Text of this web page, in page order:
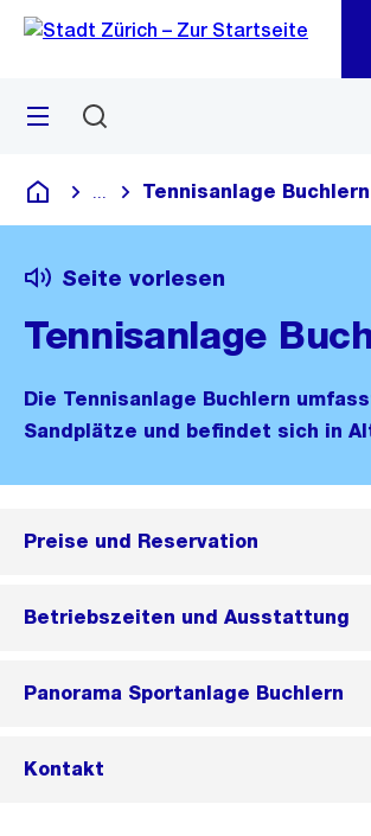
Navigation
Sprunglink
Menü
Deutsch
Blende alle Breadcrumbs ein
Tennisanlage Buchlern
Seite vorlesen
Tennisanlage
Die Tennisanlage Buchlern
Sandplätze und befindet sich in
Preise und Reservation
Betriebszeiten und Ausstattung
Panorama Sportanlage Buchlern
Kontakt